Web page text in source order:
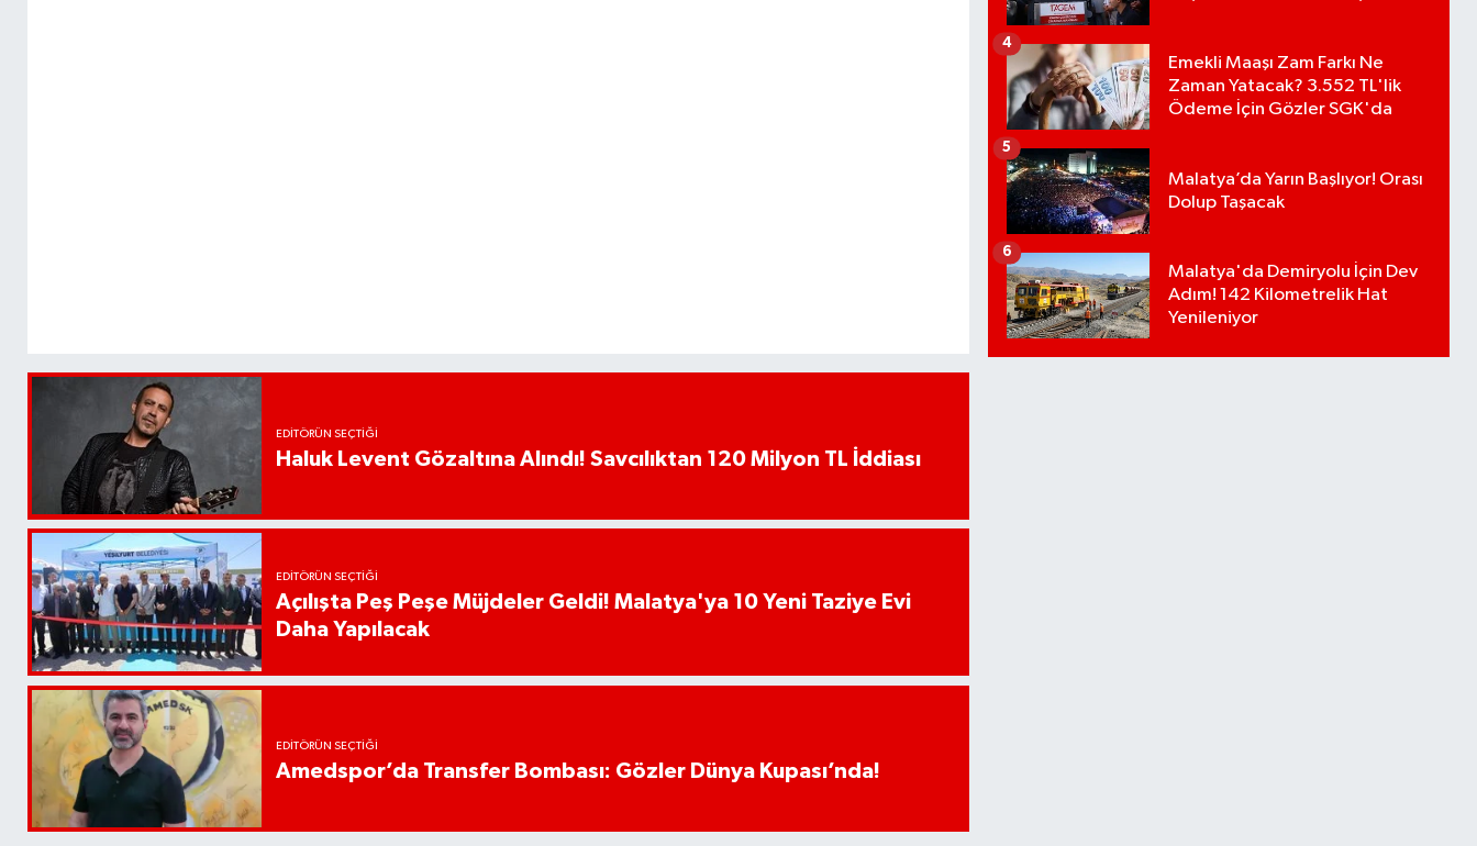
EDITÖRÜN SEÇTIĞI
Haluk Levent Gözaltına Alındı! Savcılıktan 120 Milyon TL İddiası
EDITÖRÜN SEÇTIĞI
Açılışta Peş Peşe Müjdeler Geldi! Malatya'ya 10 Yeni Taziye Evi
Daha Yapılacak
EDITÖRÜN SEÇTIĞI
Amedspor’da Transfer Bombası: Gözler Dünya Kupası’nda!
Emekli Maaşı Zam Farkı Ne
Zaman Yatacak? 3.552 TL'lik
Ödeme İçin Gözler SGK'da
4
Malatya’da Yarın Başlıyor! Orası
Dolup Taşacak
5
Malatya'da Demiryolu İçin Dev
Adım! 142 Kilometrelik Hat
Yenileniyor
6